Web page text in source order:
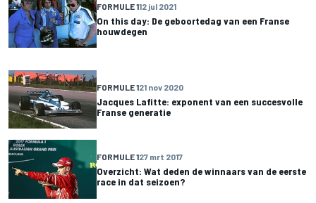
FORMULE 112 jul 2021
On this day: De geboortedag van een Franse
houwdegen
FORMULE 121 nov 2020
Jacques Lafitte: exponent van een succesvolle
Franse generatie
FORMULE 127 mrt 2017
Overzicht: Wat deden de winnaars van de eerste
race in dat seizoen?